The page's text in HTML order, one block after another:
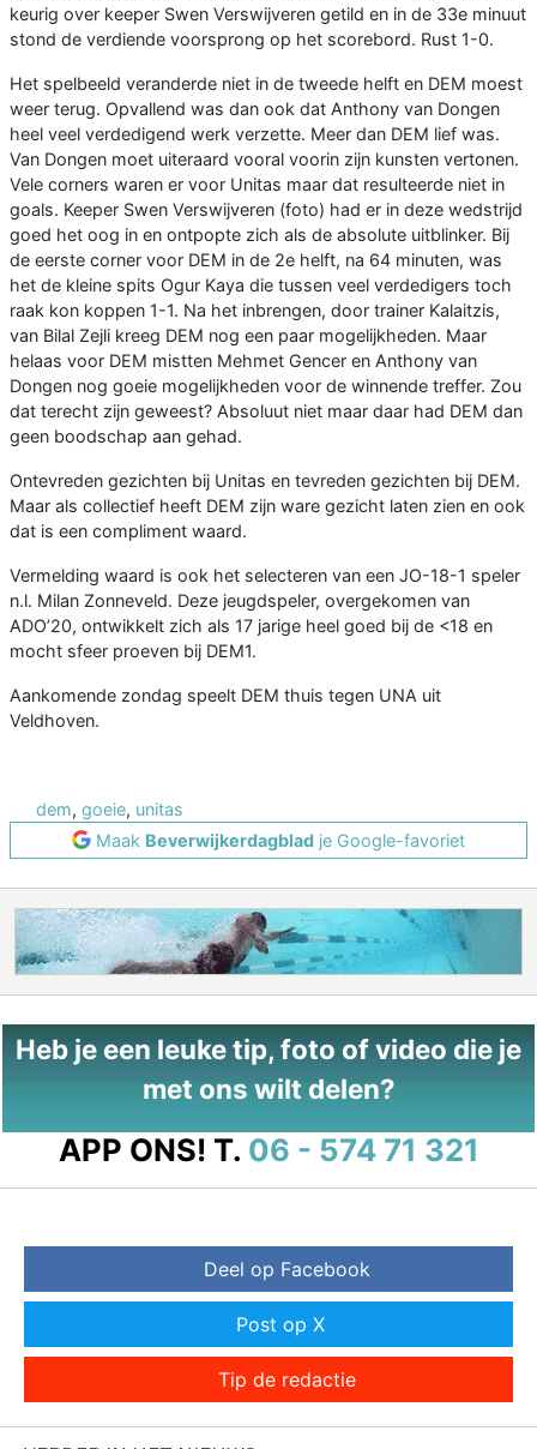
keurig over keeper Swen Verswijveren getild en in de 33e minuut
stond de verdiende voorsprong op het scorebord. Rust 1-0.
Het spelbeeld veranderde niet in de tweede helft en DEM moest
weer terug. Opvallend was dan ook dat Anthony van Dongen
heel veel verdedigend werk verzette. Meer dan DEM lief was.
Van Dongen moet uiteraard vooral voorin zijn kunsten vertonen.
Vele corners waren er voor Unitas maar dat resulteerde niet in
goals. Keeper Swen Verswijveren (foto) had er in deze wedstrijd
goed het oog in en ontpopte zich als de absolute uitblinker. Bij
de eerste corner voor DEM in de 2e helft, na 64 minuten, was
het de kleine spits Ogur Kaya die tussen veel verdedigers toch
raak kon koppen 1-1. Na het inbrengen, door trainer Kalaitzis,
van Bilal Zejli kreeg DEM nog een paar mogelijkheden. Maar
helaas voor DEM mistten Mehmet Gencer en Anthony van
Dongen nog goeie mogelijkheden voor de winnende treffer. Zou
dat terecht zijn geweest? Absoluut niet maar daar had DEM dan
geen boodschap aan gehad.
Ontevreden gezichten bij Unitas en tevreden gezichten bij DEM.
Maar als collectief heeft DEM zijn ware gezicht laten zien en ook
dat is een compliment waard.
Vermelding waard is ook het selecteren van een JO-18-1 speler
n.l. Milan Zonneveld. Deze jeugdspeler, overgekomen van
ADO’20, ontwikkelt zich als 17 jarige heel goed bij de <18 en
mocht sfeer proeven bij DEM1.
Aankomende zondag speelt DEM thuis tegen UNA uit
Veldhoven.
dem, goeie, unitas
Maak Beverwijkerdagblad je Google-favoriet
Heb je een leuke tip, foto of video die je
met ons wilt delen?
APP ONS! T. 06 - 574 71 321
Deel op Facebook
Post op X
Tip de redactie